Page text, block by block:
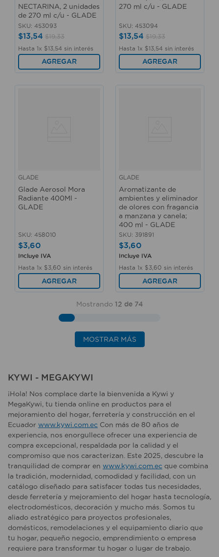
NECTARINA, 2 unidades
de 270 ml c/u - GLADE
SKU: 453093
$13,54 $19,33
Hasta 1x $13 54 sin interés
AGREGAR
270 ml c/u - GLADE
SKU: 453094
$13,54 $19,33
Hasta 1x $13 54 sin interés
AGREGAR
GLADE
Glade Aerosol Mora
Radiante 400Ml -
GLADE
SKU: 458010
$3,60
Incluye IVA
Hasta 1x $3 60 sin interés
AGREGAR
GLADE
Aromatizante de
ambientes y eliminador
de olores con fragancia
a manzana y canela;
400 ml - GLADE
SKU: 391891
$3,60
Incluye IVA
Hasta 1x $3 60 sin interés
AGREGAR
Mostrando 12 de 74
MOSTRAR MÁS
KYWI - MEGAKYWI
¡Hola! Nos complace darte la bienvenida a Kywi y
MegaKywi, tu tienda online en productos para el
mejoramiento del hogar, ferretería y construcción en el
Ecuador www.kywi.com.ec Con más de 80 años de
experiencia, nos enorgullece ofrecer una experiencia de
compra excepcional, respaldada por la calidad y el
compromiso que nos caracterizan. Este 2025, descubre la
tranquilidad de comprar en www.kywi.com.ec que combina
la tradición, modernidad, comodidad y facilidad, con un
catálogo diseñado para satisfacer todas tus necesidades,
desde ferretería y mejoramiento del hogar hasta tecnología,
electrodomésticos, decoración y mucho más. Somos tu
aliado estratégico para proyectos profesionales,
domésticos, remodelaciones y el equipamiento diario que
tu hogar, pequeño negocio, emprendimiento o empresa
requiere para transformar tu hogar o lugar de trabajo.